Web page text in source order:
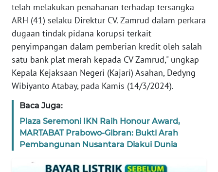
telah melakukan penahanan terhadap tersangka
ARH (41) selaku Direktur CV. Zamrud dalam perkara
dugaan tindak pidana korupsi terkait
penyimpangan dalam pemberian kredit oleh salah
satu bank plat merah kepada CV Zamrud," ungkap
Kepala Kejaksaan Negeri (Kajari) Asahan, Dedyng
Wibiyanto Atabay, pada Kamis (14/3/2024).
Baca Juga:
Plaza Seremoni IKN Raih Honour Award,
MARTABAT Prabowo-Gibran: Bukti Arah
Pembangunan Nusantara Diakui Dunia
WN
JABAR
BANTEN
WN
NTT
KEPRI
WN